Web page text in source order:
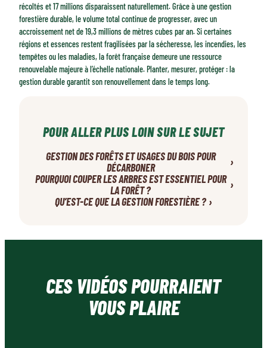
récoltés et 17 millions disparaissent naturellement. Grâce à une gestion
forestière durable, le volume total continue de progresser, avec un
accroissement net de 19,3 millions de mètres cubes par an. Si certaines
régions et essences restent fragilisées par la sécheresse, les incendies, les
tempêtes ou les maladies, la forêt française demeure une ressource
renouvelable majeure à l’échelle nationale. Planter, mesurer, protéger : la
gestion durable garantit son renouvellement dans le temps long.
POUR ALLER PLUS LOIN SUR LE SUJET
GESTION DES FORÊTS ET USAGES DU BOIS POUR
DÉCARBONER
›
POURQUOI COUPER LES ARBRES EST ESSENTIEL POUR
LA FORÊT ?
›
QU’EST-CE QUE LA GESTION FORESTIÈRE ? ›
CES VIDÉOS POURRAIENT
VOUS PLAIRE